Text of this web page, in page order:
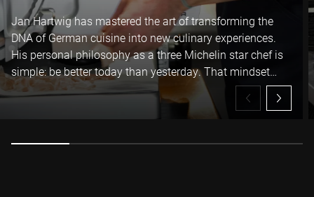
Jan Hartwig has mastered the art of transforming the
DNA of German cuisine into new culinary experiences.
His personal philosophy as a three Michelin star chef is
simple: be better today than yesterday. That mindset
drives him to continuously refine both his cooking and
the tools he relies on. The latest addition to the JAN
kitchen is the Bizerba VSP manual slicer.